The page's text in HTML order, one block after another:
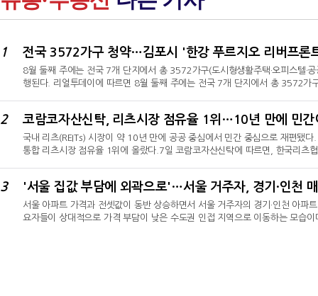
1 전국 3572가구 청약…김포시 '한강 푸르지오 리버프론
8월 둘째 주에는 전국 7개 단지에서 총 3572가구(도시형생활주택·오피스텔·
행된다. 리얼투데이에 따르면 8월 둘째 주에는 전국 7개 단지에서 총 3572가
트'다. 시행사 한강시네폴리스개발은 오는 11일 이 단지의 1순위 청약을 받는
2 코람코자산신탁, 리츠시장 점유율 1위…10년 만에 민간
국내 리츠(REITs) 시장이 약 10년 만에 공공 중심에서 민간 중심으로 재편됐
통합 리츠시장 점유율 1위에 올랐다.7일 코람코자산신탁에 따르면, 한국리
장점유율 12.7%로 근소한 차이의 2위를 기록했다. 한국리츠협회는 민관 통
3 '서울 집값 부담에 외곽으로'…서울 거주자, 경기·인천
서울 아파트 가격과 전셋값이 동반 상승하면서 서울 거주자의 경기·인천 아파
요자들이 상대적으로 가격 부담이 낮은 수도권 인접 지역으로 이동하는 모습